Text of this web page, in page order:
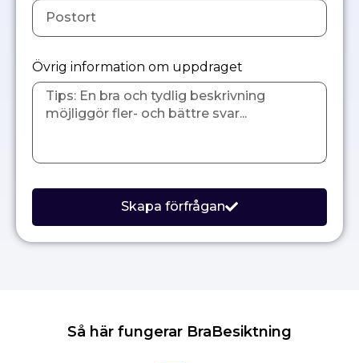
Övrig information om uppdraget
Skapa förfrågan
Så här fungerar BraBesiktning